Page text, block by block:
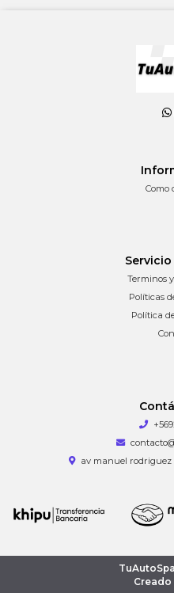
Como
Terminos
Políticas
Política
av manuel rodriguez
Creado